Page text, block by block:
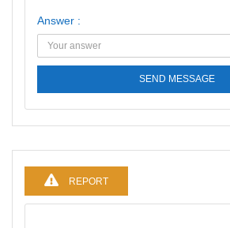
Answer :
SEND MESSAGE
REPORT